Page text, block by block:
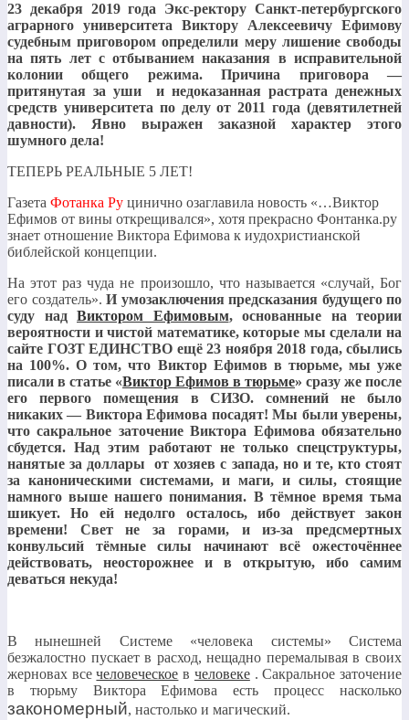
23 декабря 2019 года Экс-ректору Санкт-петербургского
аграрного университета Виктору Алексеевичу Ефимову
судебным приговором определили меру лишение свободы
на пять лет с отбыванием наказания в исправительной
колонии общего режима. Причина приговора —
притянутая за уши и недоказанная растрата денежных
средств университета по делу от 2011 года (девятилетней
давности). Явно выражен заказной характер этого
шумного дела!
ТЕПЕРЬ РЕАЛЬНЫЕ 5 ЛЕТ!
Газета Фотанка Ру цинично озаглавила новость «…Виктор
Ефимов от вины открещивался», хотя прекрасно Фонтанка.ру
знает отношение Виктора Ефимова к иудохристианской
библейской концепции.
На этот раз чуда не произошло, что называется «случай, Бог
его создатель». И умозаключения предсказания будущего по
суду над Виктором Ефимовым, основанные на теории
вероятности и чистой математике, которые мы сделали на
сайте ГОЗТ ЕДИНСТВО ещё 23 ноября 2018 года, сбылись
на 100%. О том, что Виктор Ефимов в тюрьме, мы уже
писали в статье «Виктор Ефимов в тюрьме» сразу же после
его первого помещения в СИЗО. сомнений не было
никаких — Виктора Ефимова посадят! Мы были уверены,
что сакральное заточение Виктора Ефимова обязательно
сбудется. Над этим работают не только спецструктуры,
нанятые за доллары от хозяев с запада, но и те, кто стоят
за каноническими системами, и маги, и силы, стоящие
намного выше нашего понимания. В тёмное время тьма
шикует. Но ей недолго осталось, ибо действует закон
времени! Свет не за горами, и из-за предсмертных
конвульсий тёмные силы начинают всё ожесточённее
действовать, неосторожнее и в открытую, ибо самим
деваться некуда!
В нынешней Системе «человека системы» Система
безжалостно пускает в расход, нещадно перемалывая в своих
жерновах всечеловеческое в человеке. Сакральное заточение
в тюрьму Виктора Ефимова есть процесс насколько
закономерный, настолько и магический.